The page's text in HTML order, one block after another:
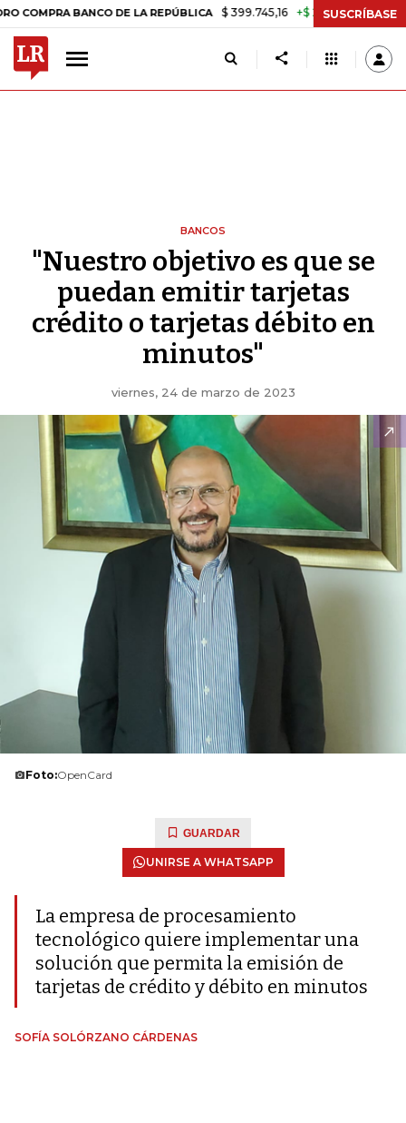
BANCO DE LA REPÚBLICA $ 399.745,16 +$ 2.295,71 +0,58%
SUSCRÍBASE
BANCOS
"Nuestro objetivo es que se
puedan emitir tarjetas
crédito o tarjetas débito en
minutos"
viernes, 24 de marzo de 2023
Foto:OpenCard
GUARDAR
UNIRSE A WHATSAPP
La empresa de procesamiento
tecnológico quiere implementar una
solución que permita la emisión de
tarjetas de crédito y débito en minutos
SOFÍA SOLÓRZANO CÁRDENAS